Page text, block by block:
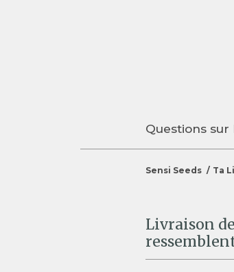
Questions
Sensi Seeds Ta
Livraison